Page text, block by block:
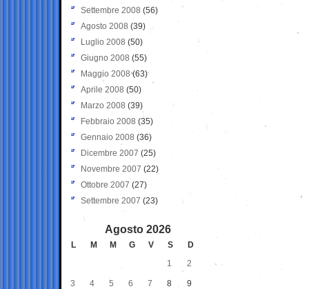
Settembre 2008 (56)
Agosto 2008 (39)
Luglio 2008 (50)
Giugno 2008 (55)
Maggio 2008(63)
Aprile 2008 (50)
Marzo 2008 (39)
Febbraio 2008 (35)
Gennaio 2008 (36)
Dicembre 2007 (25)
Novembre 2007 (22)
Ottobre 2007 (27)
Settembre 2007 (23)
Agosto 2026
L M M G V S
D
1
2
3 4 5 6 7 8 9